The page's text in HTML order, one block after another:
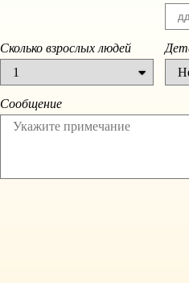
Сколько взрослых людей
Сообщение